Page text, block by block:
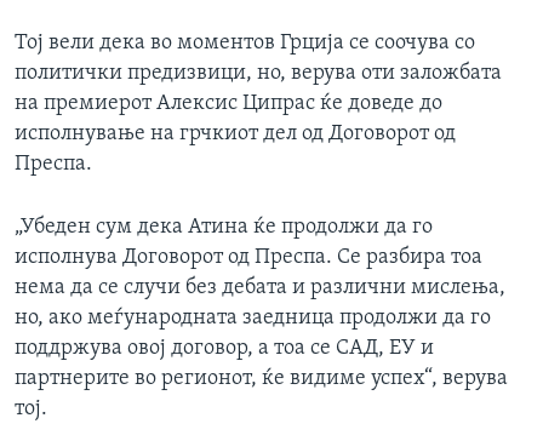
Тој вели дека во моментов Грција се соочува со
политички предизвици, но, верува оти заложбата
на премиерот Алексис Ципрас ќе доведе до
исполнување на грчкиот дел од Договорот од
Преспа.
„Убеден сум дека Атина ќе продолжи да го
исполнува Договорот од Преспа. Се разбира тоа
нема да се случи без дебата и различни мислења,
но, ако меѓународната заедница продолжи да го
поддржува овој договор, а тоа се САД, ЕУ и
партнерите во регионот, ќе видиме успех“, верува
тој.